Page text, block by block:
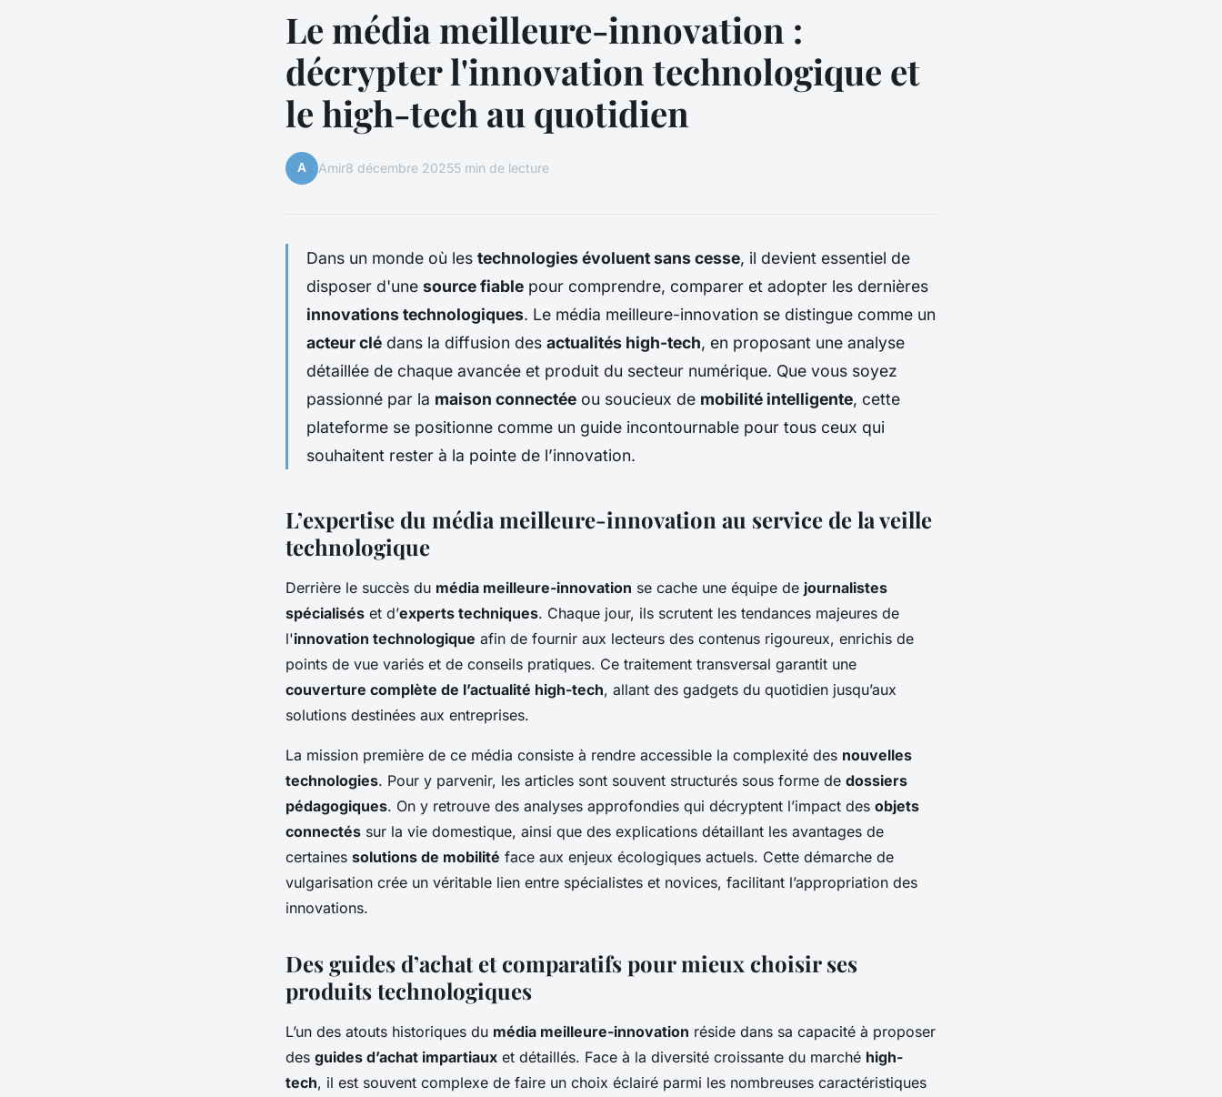
Le média meilleure-innovation :
décrypter l'innovation technologique et
le high-tech au quotidien
A Amir8 décembre 20255 min de lecture
Dans un monde où les technologies évoluent sans cesse, il devient essentiel de
disposer d'une source fiable pour comprendre, comparer et adopter les dernières
innovations technologiques. Le média meilleure-innovation se distingue comme un
acteur clé dans la diffusion des actualités high-tech, en proposant une analyse
détaillée de chaque avancée et produit du secteur numérique. Que vous soyez
passionné par la maison connectée ou soucieux de mobilité intelligente, cette
plateforme se positionne comme un guide incontournable pour tous ceux qui
souhaitent rester à la pointe de l’innovation.
L’expertise du média meilleure-innovation au service de la veille
technologique
Derrière le succès du média meilleure-innovation se cache une équipe de journalistes
spécialisés et d’experts techniques. Chaque jour, ils scrutent les tendances majeures de
l'innovation technologique afin de fournir aux lecteurs des contenus rigoureux, enrichis de
points de vue variés et de conseils pratiques. Ce traitement transversal garantit une
couverture complète de l’actualité high-tech, allant des gadgets du quotidien jusqu’aux
solutions destinées aux entreprises.
La mission première de ce média consiste à rendre accessible la complexité des nouvelles
technologies. Pour y parvenir, les articles sont souvent structurés sous forme de dossiers
pédagogiques. On y retrouve des analyses approfondies qui décryptent l’impact des objets
connectés sur la vie domestique, ainsi que des explications détaillant les avantages de
certaines solutions de mobilité face aux enjeux écologiques actuels. Cette démarche de
vulgarisation crée un véritable lien entre spécialistes et novices, facilitant l’appropriation des
innovations.
Des guides d’achat et comparatifs pour mieux choisir ses
produits technologiques
L’un des atouts historiques du média meilleure-innovation réside dans sa capacité à proposer
des guides d’achat impartiaux et détaillés. Face à la diversité croissante du marché high-
tech, il est souvent complexe de faire un choix éclairé parmi les nombreuses caractéristiques